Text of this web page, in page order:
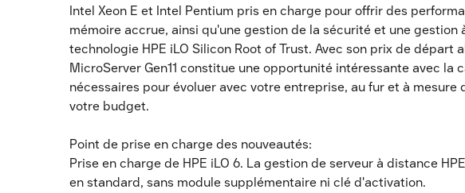
Intel Xeon E et Intel Pentium pris en charge pour offrir des
mémoire accrue, ainsi qu'une gestion de la sécurité et une gestion
technologie HPE iLO Silicon Root of Trust. Avec son prix de départ
MicroServer Gen11 constitue une opportunité intéressante avec la
nécessaires pour évoluer avec votre entreprise, au fur et à mesure
votre budget.
Point de prise en charge des nouveautés:
Prise en charge de HPE iLO 6. La gestion de serveur à distance
en standard, sans module supplémentaire ni clé d'activation.